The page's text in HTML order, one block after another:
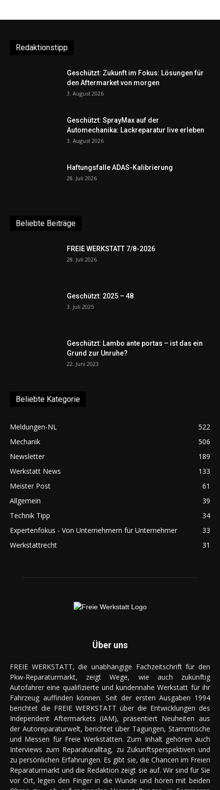
Redaktionstipp
Geschützt: Zukunft im Fokus: Lösungen für
den Aftermarket von morgen
3. August 2026
Geschützt: SprayMax auf der
Automechanika: Lackreparatur live erleben
3. August 2026
Haftungsfalle ADAS-Kalibrierung
28. Juli 2026
Beliebte Beiträge
FREIE WERKSTATT 7/8-2026
28. Juli 2026
Geschützt: 2025 – 48
3. Juli 2025
Geschützt: Lambo ante portas – ist das ein
Grund zur Unruhe?
22. Juni 2023
Beliebte Kategorie
Meldungen-NL
522
Mechanik
506
Newsletter
189
Werkstatt News
133
Meister Post
61
Allgemein
39
Technik Tipp
34
Expertenfokus - Von Unternehmern für Unternehmer
33
Werkstattrecht
31
Über uns
FREIE WERKSTATT, die unabhängige Fachzeitschrift für den
Pkw-Reparaturmarkt, zeigt Wege, wie auch zukünftig
Autofahrer eine qualifizierte und kundennahe Werkstatt für ihr
Fahrzeug auffinden können. Seit der ersten Ausgaben 1994
berichtet die FREIE WERKSTATT über die Entwicklungen des
Independent Aftermarkets (IAM), präsentiert Neuheiten aus
der Autoreparaturwelt, berichtet über Tagungen, Stammtische
und Messen für Freie Werkstätten. Zum Inhalt gehören auch
Interviews zum Reparaturalltag, zu Zukunftsperspektiven und
zu persönlichen Erfahrungen. Es gibt sie, die Chancen im Freien
Reparaturmarkt und die Redaktion zeigt sie auf. Wir sind für Sie
vor Ort, legen den Finger in die Wunde und hören mit beiden